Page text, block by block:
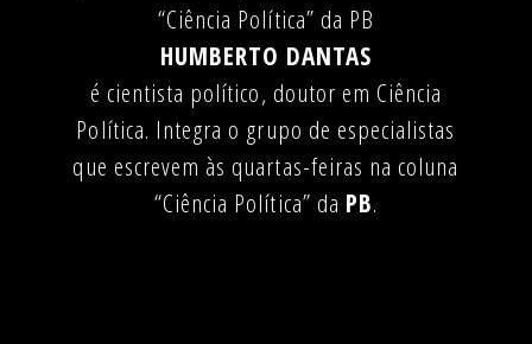
“Ciência Política” da PB
HUMBERTO DANTAS
é cientista político, doutor em Ciência
Política. Integra o grupo de especialistas
que escrevem às quartas-feiras na coluna
“Ciência Política” da PB.